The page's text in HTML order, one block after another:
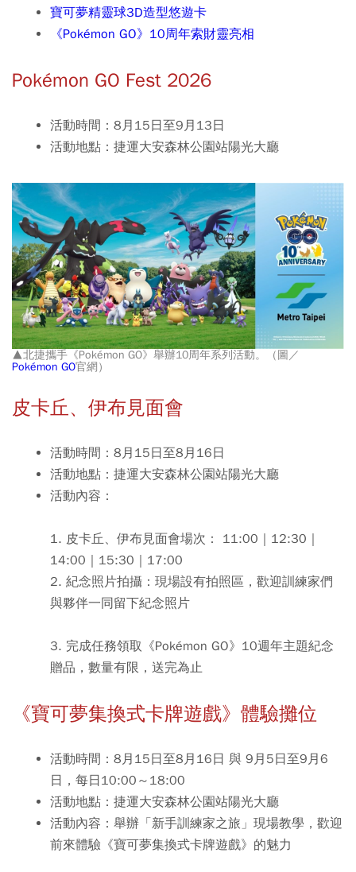
寶可夢精靈球3D造型悠遊卡
《Pokémon GO》10周年索財靈亮相
Pokémon GO Fest 2026
活動時間：8月15日至9月13日
活動地點：捷運大安森林公園站陽光大廳
▲北捷攜手《Pokémon GO》舉辦10周年系列活動。（圖／
Pokémon GO官網）
皮卡丘、伊布見面會
活動時間：8月15日至8月16日
活動地點：捷運大安森林公園站陽光大廳
活動內容：
1. 皮卡丘、伊布見面會場次： 11:00｜12:30｜
14:00｜15:30｜17:00
2. 紀念照片拍攝：現場設有拍照區，歡迎訓練家們
與夥伴一同留下紀念照片
3. 完成任務領取《Pokémon GO》10週年主題紀念
贈品，數量有限，送完為止
《寶可夢集換式卡牌遊戲》體驗攤位
活動時間：8月15日至8月16日 與 9月5日至9月6
日，每日10:00～18:00
活動地點：捷運大安森林公園站陽光大廳
活動內容：舉辦「新手訓練家之旅」現場教學，歡迎
前來體驗《寶可夢集換式卡牌遊戲》的魅力